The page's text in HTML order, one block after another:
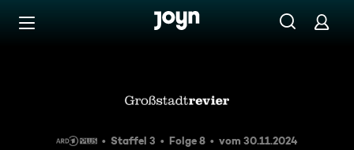
Zum Inhalt springen
Staffel 3 Folge 8 vom 30.11.2024